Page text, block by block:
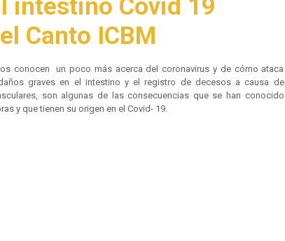
intestino Covid 19
Canto ICBM
conocen un poco más acerca del coronavirus y de cómo ataca
graves en el intestino y el registro de decesos a causa de
son algunas de las consecuencias que se han conocido
y que tienen su origen en el Covid- 19.